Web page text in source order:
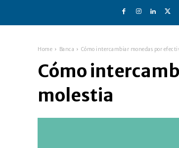
Home Banca Cómo intercambiar monedas por
Cómo
molestia